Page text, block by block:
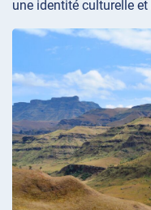
une identité culturelle